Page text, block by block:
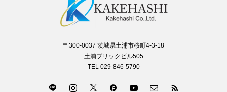
〒300-0037 茨城県土浦市桜町4-3-18
土浦ブリックビル505
TEL 029-846-5790